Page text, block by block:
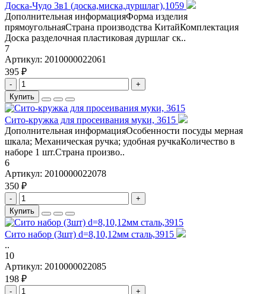
Доска-Чудо 3в1 (доска,миска,дуршлаг),1059
Дополнительная информацияФорма изделия
прямоугольнаяСтрана производства КитайКомплектация
Доска разделочная пластиковая дуршлаг ск..
7
Артикул: 2010000022061
395 ₽
-
+
Купить
Сито-кружка для просеивания муки, 3615
Дополнительная информацияОсобенности посуды мерная
шкала; Механическая ручка; удобная ручкаКоличество в
наборе 1 шт.Страна произво..
6
Артикул: 2010000022078
350 ₽
-
+
Купить
Сито набор (3шт) d=8,10,12мм сталь,3915
..
10
Артикул: 2010000022085
198 ₽
-
+